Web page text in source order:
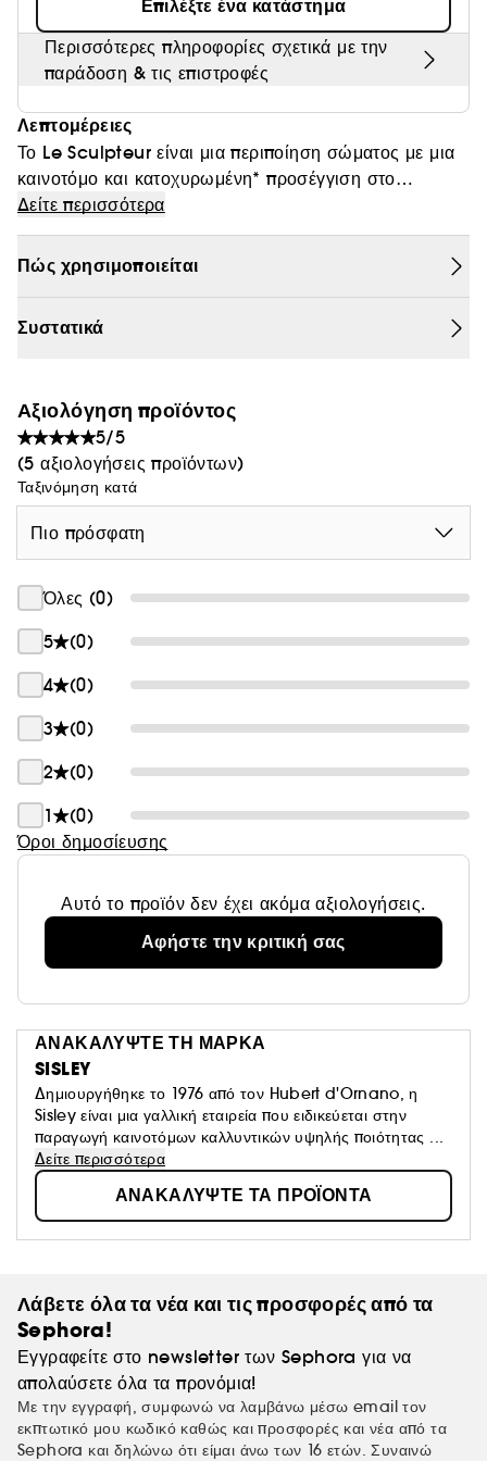
Θαμπάδα
Επιλέξτε ένα κατάστημα
Περισσότερες πληροφορίες σχετικά με την
παράδοση & τις επιστροφές
Λεπτομέρειες
Το Le Sculpteur είναι μια περιποίηση σώματος με μια
καινοτόμο και κατοχυρωμένη* προσέγγιση στο
περίγραμμα σώματος, που γεννήθηκε από τη
συνεργασία μεταξύ των εργαστηρίων Sisley και του
Πανεπιστημίου του Παρισιού. Αυτή η συνεργασία μας
επέτρεψε να εντοπίσουμε έναν νέο μηχανισμό δράσης
καμπυλών της σιλουέτας.
Δείτε περισσότερα
Πώς χρησιμοποιείται
Συστατικά
Αξιολόγηση προϊόντος
5/5
(5 αξιολογήσεις προϊόντων)
Ταξινόμηση κατά
Πιο πρόσφατη
Όλες (0)
5
(0)
4
(0)
3
(0)
2
(0)
1
(0)
Όροι δημοσίευσης
Αυτό το προϊόν δεν έχει ακόμα αξιολογήσεις.
Αφήστε την κριτική σας
ΑΝΑΚΑΛΥΨΤΕ ΤΗ ΜΑΡΚΑ
SISLEY
Δημιουργήθηκε το 1976 από τον Hubert d'Ornano, η
Sisley είναι μια γαλλική εταιρεία που ειδικεύεται στην
παραγωγή καινοτόμων καλλυντικών υψηλής ποιότητας ...
Δείτε περισσότερα
ΑΝΑΚΑΛΥΨΤΕ ΤΑ ΠΡΟΪΟΝΤΑ
Λάβετε όλα τα νέα και τις προσφορές από τα
Sephora!
Εγγραφείτε στο newsletter των Sephora για να
απολαύσετε όλα τα προνόμια!
Με την εγγραφή, συμφωνώ να λαμβάνω μέσω email τον
εκπτωτικό μου κωδικό καθώς και προσφορές και νέα από τα
Sephora και δηλώνω ότι είμαι άνω των 16 ετών. Συναινώ